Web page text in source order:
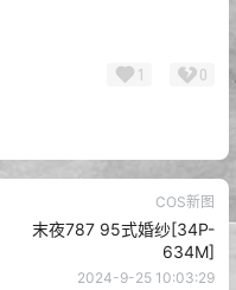
1 0
COS新图
末夜787 95式婚纱[34P-
634M]
2024-9-25 10:03:29